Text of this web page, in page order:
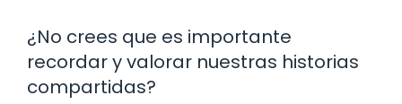
¿No crees que es importante
recordar y valorar nuestras historias
compartidas?